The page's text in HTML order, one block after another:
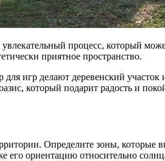
процесс, который
приятное пространство.
игр делают деревенский
который подарит радость и
Определите зоны, которые
его ориентацию относительно